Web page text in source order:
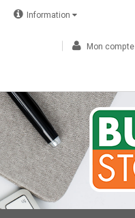
Information
Mon compte